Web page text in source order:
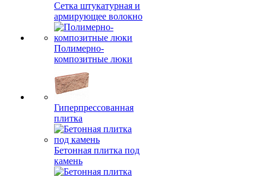
Сетка штукатурная и
армирующее волокно
Полимерно-
композитные люки
Гиперпрессованная
плитка
Бетонная плитка под
камень